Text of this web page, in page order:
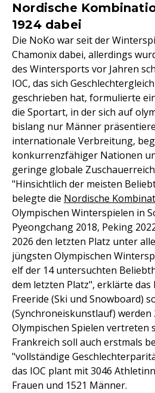
Nordische
1924 dabei
Die NoKo war seit der
Chamonix dabei, allerdings
des Wintersports vor Jahren
IOC, das sich
geschrieben hat, formulierte
die Sportart, in der sich auf
bislang nur Männer
internationale Verbreitung,
konkurrenzfähiger Nationen
geringe globale
"Hinsichtlich der meisten
belegte die Nordische
Olympischen Winterspielen in
Pyeongchang 2018, Peking
2026 den letzten Platz unter
jüngsten Olympischen
elf der 14 untersuchten
dem letzten Platz", erklärte das
Freeride (Ski und Snowboard)
(Synchroneiskunstlauf) werden
Olympischen Spielen vertreten
Frankreich soll auch erstmals
"vollständige
das IOC plant mit 3046
Frauen und 1521 Männer.